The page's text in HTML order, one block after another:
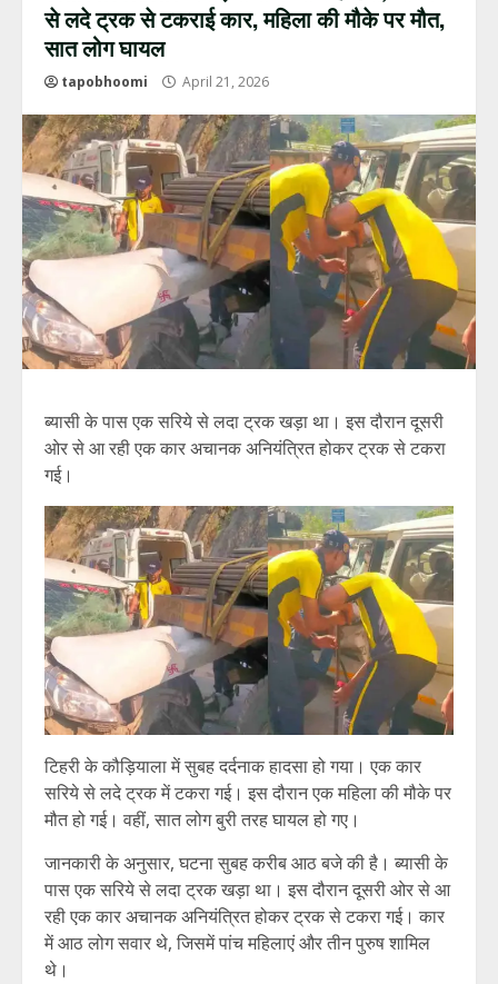
से लदे ट्रक से टकराई कार, महिला की मौके पर मौत,
सात लोग घायल
tapobhoomi April 21, 2026
ब्यासी के पास एक सरिये से लदा ट्रक खड़ा था। इस दौरान दूसरी
ओर से आ रही एक कार अचानक अनियंत्रित होकर ट्रक से टकरा
गई।
टिहरी के कौड़ियाला में सुबह दर्दनाक हादसा हो गया। एक कार
सरिये से लदे ट्रक में टकरा गई। इस दौरान एक महिला की मौके पर
मौत हो गई। वहीं, सात लोग बुरी तरह घायल हो गए।
जानकारी के अनुसार, घटना सुबह करीब आठ बजे की है। ब्यासी के
पास एक सरिये से लदा ट्रक खड़ा था। इस दौरान दूसरी ओर से आ
रही एक कार अचानक अनियंत्रित होकर ट्रक से टकरा गई। कार
में आठ लोग सवार थे, जिसमें पांच महिलाएं और तीन पुरुष शामिल
थे।